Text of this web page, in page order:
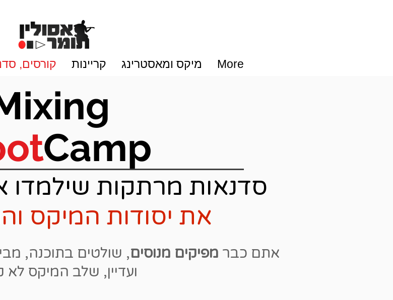
קורסים, קריינות מיקס ומאסטרינג More
Camp
סדנאות מרתקות שילמדו
את יסודות המיקס
אתם כבר מפיקים מנוסים, שולטים בתוכנה,
ועדיין, שלב המיקס לא